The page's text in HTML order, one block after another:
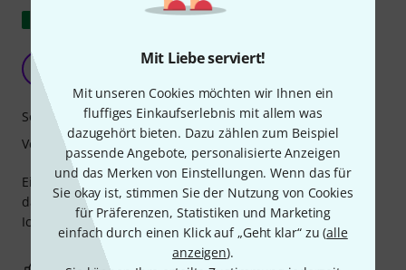
Mit Liebe serviert!
Mit unseren Cookies möchten wir Ihnen ein
fluffiges Einkaufserlebnis mit allem was
dazugehört bieten. Dazu zählen zum Beispiel
passende Angebote, personalisierte Anzeigen
und das Merken von Einstellungen. Wenn das für
Sie okay ist, stimmen Sie der Nutzung von Cookies
für Präferenzen, Statistiken und Marketing
einfach durch einen Klick auf „Geht klar“ zu (alle
anzeigen).
Original zeigen
D
Ein hervorragendes, komplettes Beckenset, mit dem man
dank seiner Vielseitigkeit viele Musikgenres spielen kann.
Ich bin sehr zufrieden.
Sound
Verarbeitung